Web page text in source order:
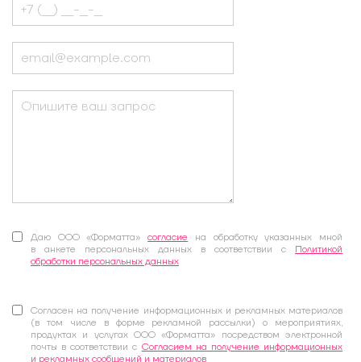
Даю ООО «Форматта»согласие на обработку указанных мной
в анкете персональных данных в соответствии с Политикой
обработки персональных данных
Согласен на получение информационных и рекламных материалов
(в том числе в форме рекламной рассылки) о мероприятиях,
продуктах и услугах ООО «Форматта» посредством электронной
почты в соответствии с Согласием на получение информационных
и рекламных сообщений и материалов